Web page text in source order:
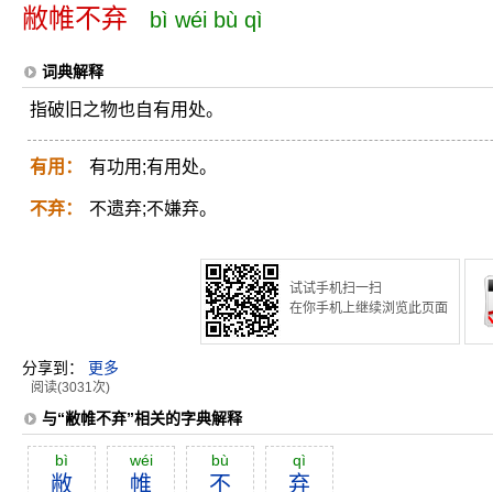
敝帷不弃 bì wéi bù qì
词典解释
指破旧之物也自有用处。
有用： 有功用;有用处。
不弃： 不遗弃;不嫌弃。
试试手机扫一扫
在你手机上继续浏览此页面
分享到： 更多
阅读(3031次)
与“敝帷不弃”相关的字典解释
bì
敝
wéi
帷
bù
不
qì
弃